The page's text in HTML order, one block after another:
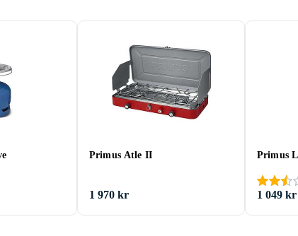
Primus Atle II
1 970 kr
Primus
1 049 kr